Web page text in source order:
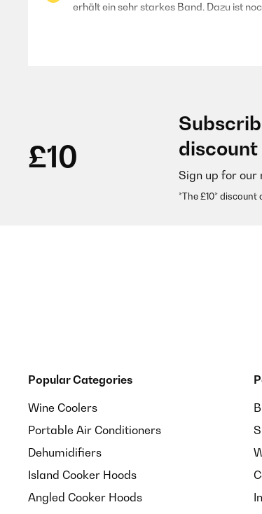
erhält ein sehr starkes Band. Dazu ist
En effet j’ai reçu qu’un seul élastique
le choix du bon lot n’est pas évident lors
korrigiert wird. Somit empfinde ich den
Amazon-Benutzer
VERIFIED REVIEW 29/07/
£10
discount
Sign up for our
*The £10*
Popular Categories
Wine Coolers
Portable Air Conditioners
Dehumidifiers
Island Cooker Hoods
Angled Cooker Hoods